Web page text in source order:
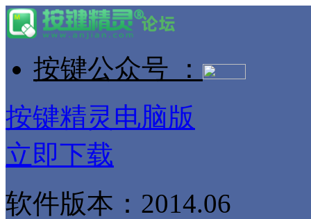
按键公众号 ：
按键精灵电脑版
立即下载
软件版本：2014.06